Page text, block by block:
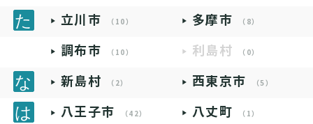
立川市 （10） 多摩市 （8）
調布市 （10） 利島村 （0）
新島村 （2） 西東京市 （5）
八王子市 （42） 八丈町 （1）